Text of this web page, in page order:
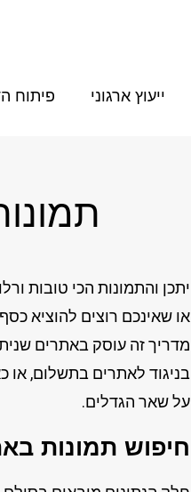
ייעוץ ארגוני פיתוח
יתכן והתמונות הכי טובות
או שאינכם רוצים להוציא
מדריך זה עוסק באתרים
בניגוד לאתרים בתשלום, או
על שאר הגדלים.
חיפוש תמונות